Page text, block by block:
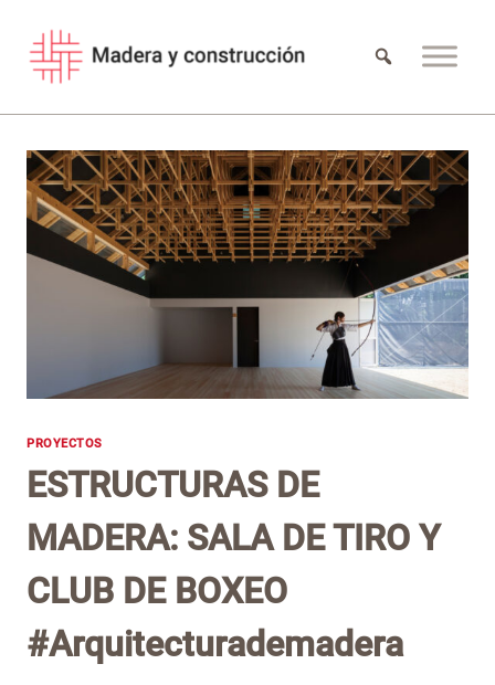
contenido
PROYECTOS
ESTRUCTURAS DE
MADERA: SALA DE TIRO Y
CLUB DE BOXEO
#Arquitecturademadera